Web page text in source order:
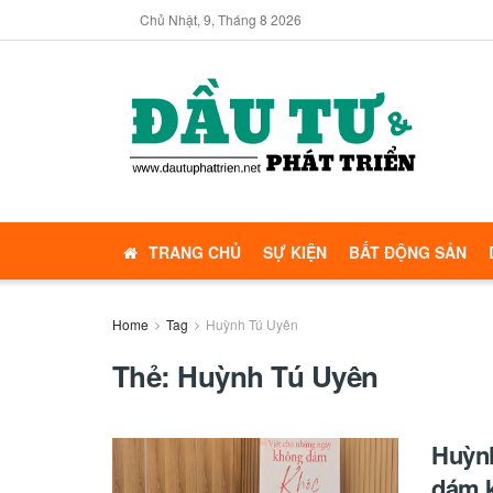
Chủ Nhật, 9, Tháng 8 2026
TRANG CHỦ SỰ KIỆN BẤT ĐỘNG SẢN
Home Tag Huỳnh Tú Uyên
Thẻ: Huỳnh Tú Uyên